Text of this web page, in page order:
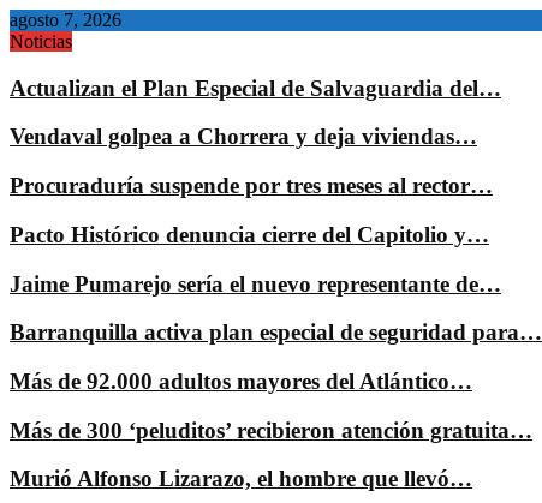
agosto 7, 2026
Noticias
Actualizan el Plan Especial de Salvaguardia del…
Vendaval golpea a Chorrera y deja viviendas…
Procuraduría suspende por tres meses al rector…
Pacto Histórico denuncia cierre del Capitolio y…
Jaime Pumarejo sería el nuevo representante de…
Barranquilla activa plan especial de seguridad para…
Más de 92.000 adultos mayores del Atlántico…
Más de 300 ‘peluditos’ recibieron atención gratuita…
Murió Alfonso Lizarazo, el hombre que llevó…